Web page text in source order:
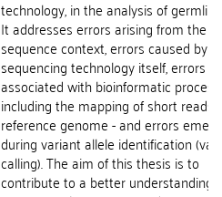
technology, in the analysis of
It addresses errors arising from the
sequence context, errors caused by
sequencing technology itself, errors
associated with bioinformatic
including the mapping of short reads
reference genome - and errors
during variant allele identification
calling). The aim of this thesis is to
contribute to a better understanding